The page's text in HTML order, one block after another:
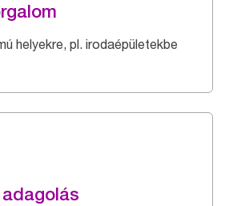
helyekre, pl. irodaépületekbe